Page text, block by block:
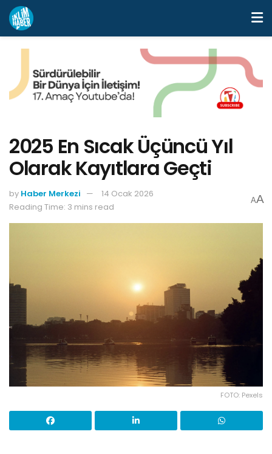
2025 En Sıcak Üçüncü Yıl
Olarak Kayıtlara Geçti
by Haber Merkezi
14 Ocak 2026
Reading Time: 3 mins read
AA
FOTO: Pexels